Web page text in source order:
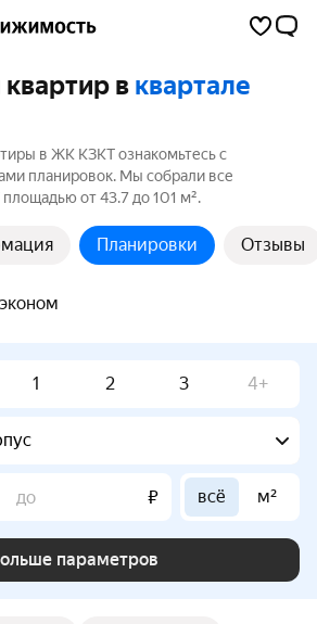
в квартале
в ЖК КЗКТ ознакомьтесь с
планировок. Мы собрали все
от 43.7 до 101 м².
Планировки Отзывы
1 2 3 4+
₽ всё м²
параметров